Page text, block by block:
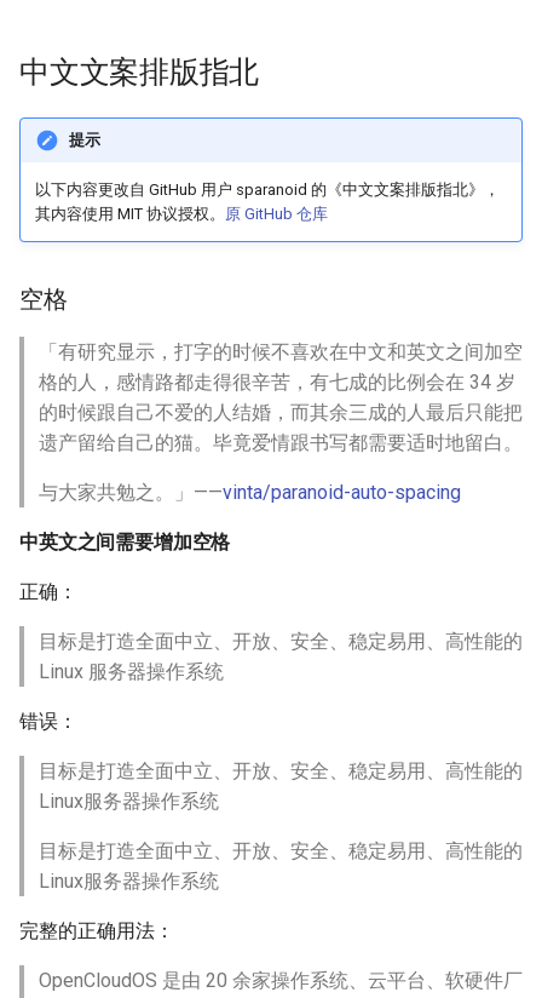
中文文案排版指北
提示
以下内容更改自 GitHub 用户 sparanoid 的《中文文案排版指北》，
其内容使用 MIT 协议授权。 原 GitHub 仓库
空格
「有研究显示，打字的时候不喜欢在中文和英文之间加空
格的人，感情路都走得很辛苦，有七成的比例会在 34 岁
的时候跟自己不爱的人结婚，而其余三成的人最后只能把
遗产留给自己的猫。毕竟爱情跟书写都需要适时地留白。
与大家共勉之。」——vinta/paranoid-auto-spacing
中英文之间需要增加空格
正确：
目标是打造全面中立、开放、安全、稳定易用、高性能的
Linux 服务器操作系统
错误：
目标是打造全面中立、开放、安全、稳定易用、高性能的
Linux服务器操作系统
目标是打造全面中立、开放、安全、稳定易用、高性能的
Linux服务器操作系统
完整的正确用法：
OpenCloudOS 是由 20 余家操作系统、云平台、软硬件厂